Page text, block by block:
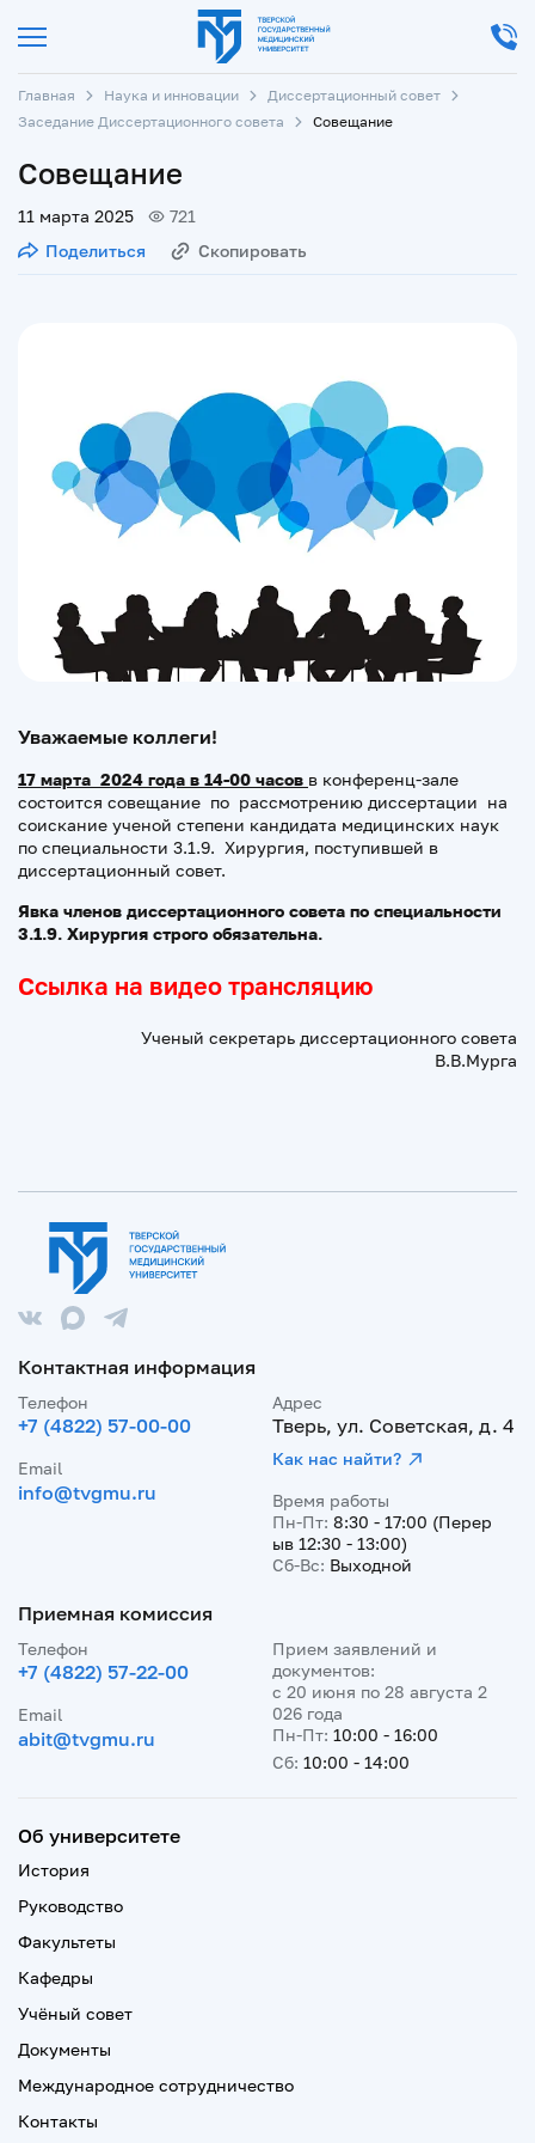
Главная Наука и инновации
Диссертационный совет
Заседание Диссертационного совета
Совещание
Совещание
11 марта 2025
721
Поделиться
Скопировать
Уважаемые коллеги!
17 марта 2024 года в 14-00 часов в конференц-зале
состоится совещание по рассмотрению диссертации на
соискание ученой степени кандидата медицинских наук
по специальности 3.1.9. Хирургия, поступившей в
диссертационный совет.
Явка членов диссертационного совета по специальности
3.1.9. Хирургия строго обязательна.
Ссылка на видео трансляцию
Ученый секретарь диссертационного совета
В.В.Мурга
Контактная информация
Телефон
+7 (4822) 57-00-00
Email
info@tvgmu.ru
Адрес
Тверь, ул. Советская, д. 4
Как нас найти?
Время работы
Пн-Пт: 8:30 - 17:00 (Перер
ыв 12:30 - 13:00)
Сб-Вс: Выходной
Приемная комиссия
Телефон
+7 (4822) 57-22-00
Email
abit@tvgmu.ru
Прием заявлений и
документов:
с 20 июня по 28 августа 2
026 года
Пн-Пт: 10:00 - 16:00
Сб: 10:00 - 14:00
Об университете
История
Руководство
Факультеты
Кафедры
Учёный совет
Документы
Международное сотрудничество
Контакты